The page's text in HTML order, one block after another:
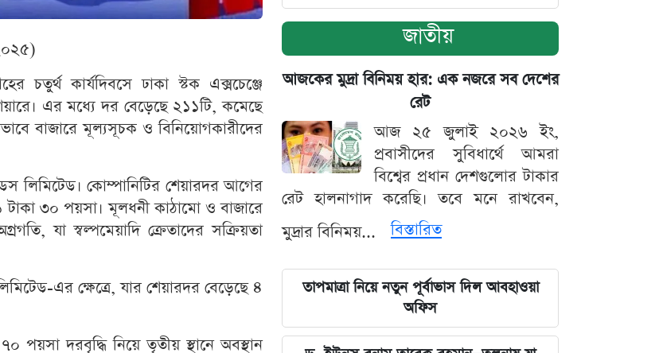
চতুর্থ কার্যদিবসে ঢাকা স্টক এক্সচেঞ্জে
এর মধ্যে দর বেড়েছে ২১১টি, কমেছে
বাজারে মূল্যসূচক ও বিনিয়োগকারীদের
লিমিটেড। কোম্পানিটির শেয়ারদর আগের
৩০ পয়সা। মূলধনী কাঠামো ও বাজারে
যা স্বল্পমেয়াদি ক্রেতাদের সক্রিয়তা
এর ক্ষেত্রে, যার শেয়ারদর বেড়েছে ৪
পয়সা দরবৃদ্ধি নিয়ে তৃতীয় স্থানে অবস্থান
জাতীয়
আজকের মুদ্রা বিনিময় হার: এক নজরে সব দেশের
রেট
আজ ২৫ জুলাই ২০২৬ ইং,
প্রবাসীদের সুবিধার্থে আমরা
বিশ্বের প্রধান দেশগুলোর টাকার
রেট হালনাগাদ করেছি। তবে মনে রাখবেন,
মুদ্রার বিনিময়...
বিস্তারিত
তাপমাত্রা নিয়ে নতুন পূর্বাভাস দিল আবহাওয়া
অফিস